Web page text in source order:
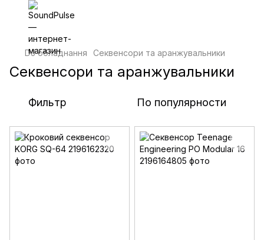
DJ обладнання Секвенсори та аранжувальники
Секвенсори та аранжувальники
Фильтр По популярности